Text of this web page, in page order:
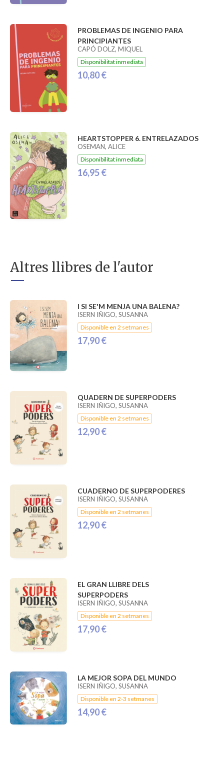
PROBLEMAS DE INGENIO PARA
PRINCIPIANTES
CAPÓ DOLZ, MIQUEL
Disponibilitat inmediata
10,80 €
HEARTSTOPPER 6. ENTRELAZADOS
OSEMAN, ALICE
Disponibilitat inmediata
16,95 €
Altres llibres de l'autor
I SI SE'M MENJA UNA BALENA?
ISERN IÑIGO, SUSANNA
Disponible en 2 setmanes
17,90 €
QUADERN DE SUPERPODERS
ISERN IÑIGO, SUSANNA
Disponible en 2 setmanes
12,90 €
CUADERNO DE SUPERPODERES
ISERN IÑIGO, SUSANNA
Disponible en 2 setmanes
12,90 €
EL GRAN LLIBRE DELS
SUPERPODERS
ISERN IÑIGO, SUSANNA
Disponible en 2 setmanes
17,90 €
LA MEJOR SOPA DEL MUNDO
ISERN IÑIGO, SUSANNA
Disponible en 2-3 setmanes
14,90 €